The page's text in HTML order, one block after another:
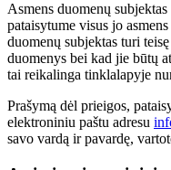
Asmens duomenų
pataisytume visus jo
duomenų subjektas turi
duomenys bei kad jie būtų
tai reikalinga tinklalapyje
Prašymą dėl prieigos,
elektroniniu paštu adresu
savo vardą ir pavardę,